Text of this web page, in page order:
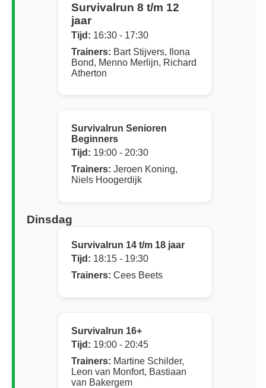
Survivalrun 8 t/m 12
jaar
Tijd: 16:30 - 17:30
Trainers: Bart Stijvers, Ilona
Bond, Menno Merlijn, Richard
Atherton
Survivalrun Senioren
Beginners
Tijd: 19:00 - 20:30
Trainers: Jeroen Koning,
Niels Hoogerdijk
Dinsdag
Survivalrun 14 t/m 18 jaar
Tijd: 18:15 - 19:30
Trainers: Cees Beets
Survivalrun 16+
Tijd: 19:00 - 20:45
Trainers: Martine Schilder,
Leon van Monfort, Bastiaan
van Bakergem